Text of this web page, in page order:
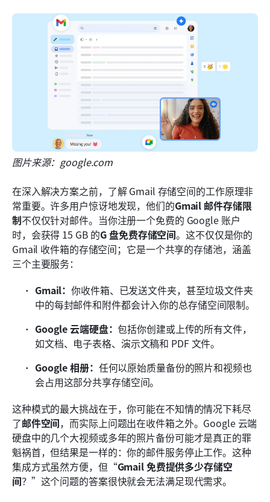
图片来源：google.com
在深入解决方案之前，了解 Gmail 存储空间的工作原理非
常重要。许多用户惊讶地发现，他们的Gmail 邮件存储限
制不仅仅针对邮件。当你注册一个免费的 Google 账户
时，会获得 15 GB 的G 盘免费存储空间。这不仅仅是你的
Gmail 收件箱的存储空间；它是一个共享的存储池，涵盖
三个主要服务：
Gmail：你收件箱、已发送文件夹，甚至垃圾文件夹
中的每封邮件和附件都会计入你的总存储空间限制。
Google 云端硬盘：包括你创建或上传的所有文件，
如文档、电子表格、演示文稿和 PDF 文件。
Google 相册： 任何以原始质量备份的照片和视频也
会占用这部分共享存储空间。
这种模式的最大挑战在于，你可能在不知情的情况下耗尽
了邮件空间，而实际上问题出在收件箱之外。Google 云端
硬盘中的几个大视频或多年的照片备份可能才是真正的罪
魁祸首，但结果是一样的：你的邮件服务停止工作。这种
集成方式虽然方便，但“Gmail 免费提供多少存储空
间？”这个问题的答案很快就会无法满足现代需求。